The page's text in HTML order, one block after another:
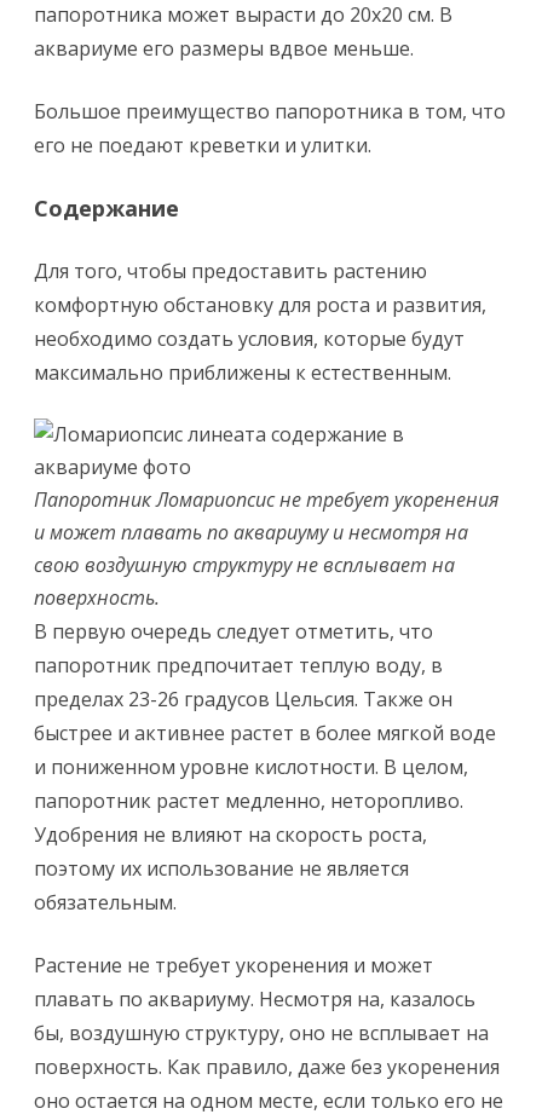
папоротника может вырасти до 20х20 см. В
аквариуме его размеры вдвое меньше.
Большое преимущество папоротника в том, что
его не поедают креветки и улитки.
Содержание
Для того, чтобы предоставить растению
комфортную обстановку для роста и развития,
необходимо создать условия, которые будут
максимально приближены к естественным.
Папоротник Ломариопсис не требует укоренения
и может плавать по аквариуму и несмотря на
свою воздушную структуру не всплывает на
поверхность.
В первую очередь следует отметить, что
папоротник предпочитает теплую воду, в
пределах 23-26 градусов Цельсия. Также он
быстрее и активнее растет в более мягкой воде
и пониженном уровне кислотности. В целом,
папоротник растет медленно, неторопливо.
Удобрения не влияют на скорость роста,
поэтому их использование не является
обязательным.
Растение не требует укоренения и может
плавать по аквариуму. Несмотря на, казалось
бы, воздушную структуру, оно не всплывает на
поверхность. Как правило, даже без укоренения
оно остается на одном месте, если только его не